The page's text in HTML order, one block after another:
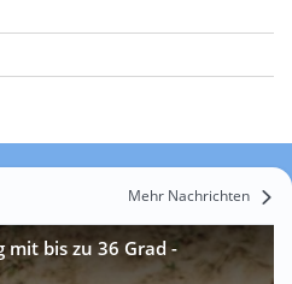
Mehr Nachrichten
bis zu 36 Grad -